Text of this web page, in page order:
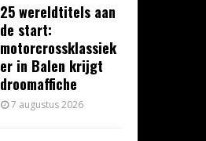
25 wereldtitels aan
de start:
motorcrossklassiek
er in Balen krijgt
droomaffiche
7 augustus 2026